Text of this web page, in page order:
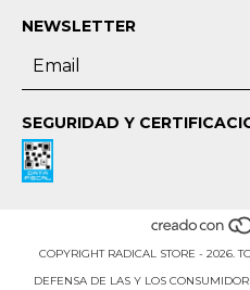
NEWSLETTER
SEGURIDAD Y
COPYRIGHT RADICAL STORE - 2026.
DEFENSA DE LAS Y LOS